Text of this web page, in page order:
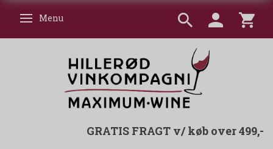
Skifte navigation
Menu
GRATIS FRAGT v/ køb over 499,-